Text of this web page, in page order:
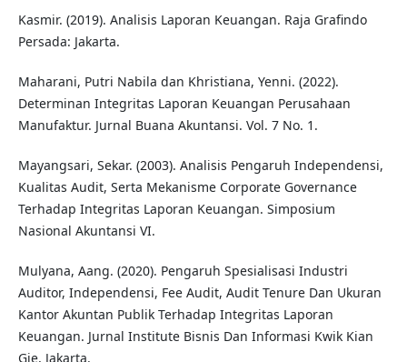
Kasmir. (2019). Analisis Laporan Keuangan. Raja Grafindo
Persada: Jakarta.
Maharani, Putri Nabila dan Khristiana, Yenni. (2022).
Determinan Integritas Laporan Keuangan Perusahaan
Manufaktur. Jurnal Buana Akuntansi. Vol. 7 No. 1.
Mayangsari, Sekar. (2003). Analisis Pengaruh Independensi,
Kualitas Audit, Serta Mekanisme Corporate Governance
Terhadap Integritas Laporan Keuangan. Simposium
Nasional Akuntansi VI.
Mulyana, Aang. (2020). Pengaruh Spesialisasi Industri
Auditor, Independensi, Fee Audit, Audit Tenure Dan Ukuran
Kantor Akuntan Publik Terhadap Integritas Laporan
Keuangan. Jurnal Institute Bisnis Dan Informasi Kwik Kian
Gie, Jakarta.